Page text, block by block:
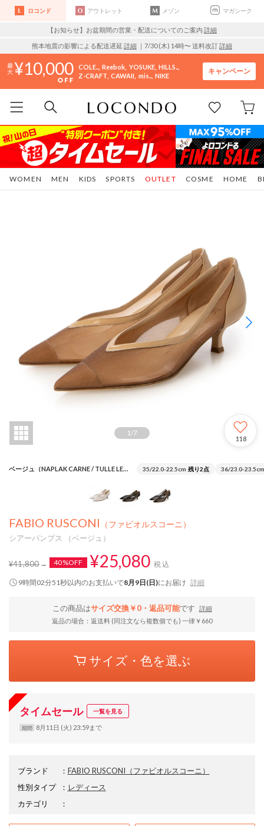
ロコンド アウトレット メゾン マガシーク
【お知らせ】お盆期間の営業・配送についてのご案内 詳細
熊本地震の影響による配送遅延 詳細 ｜7/30 (木) 14時〜 送料改訂詳細
10,000 COLE.. Reebok YOSUKE HILLS..
Z-CRAFT CAWAII mis.. NIKE
キャンペーン
WOMEN MEN KIDS SPORTS COSME HOME
OUTLET
1 /7
118
ベージュ（NAPLAK CARNE / TULLE LEGNO） 35/22.0-22.5cm 残り2点 36/23.0-23.5cm
FABIO RUSCONI （ファビオルスコーニ）
シアーパンプス （ベージュ）
¥41,800 40%OFF ¥25,080 税込
9時間02分51秒以内のお支払いで8月9日(日)にお届け 詳細
この商品はサイズ交換￥0・返品可能です
詳細
返品の場合：返送料 (同注文なら複数個でも) 一律￥660
サイズ・色を選ぶ
タイムセール 一覧を見る
期間 8月11日 (火) 23:59まで
ブランド ： FABIO RUSCONI （ファビオルスコーニ）
性別タイプ
： レディース
カテゴリ
：